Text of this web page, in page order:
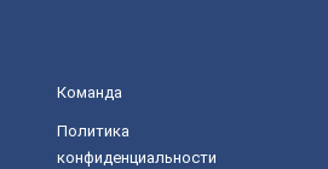
Команда
Политика
конфиденциальности